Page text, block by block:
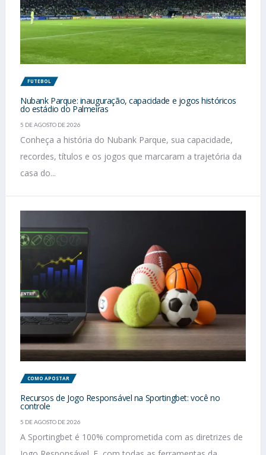
FUTEBOL
Nubank Parque: inauguração, capacidade e jogos históricos
do estádio do Palmeiras
5 DE AGOSTO DE 2026
Conheça a história do Nubank Parque, sua capacidade,
recordes, títulos e os jogos que marcaram a trajetória da
casa do...
COMO APOSTAR
Recursos de Jogo Responsável na Sportingbet: você no
controle
5 DE AGOSTO DE 2026
A Sportingbet é 100% comprometida com as diretrizes de